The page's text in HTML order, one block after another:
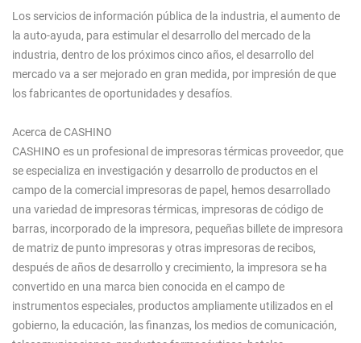
Los servicios de información pública de la industria, el aumento de
la auto-ayuda, para estimular el desarrollo del mercado de la
industria, dentro de los próximos cinco años, el desarrollo del
mercado va a ser mejorado en gran medida, por impresión de que
los fabricantes de oportunidades y desafíos.
Acerca de CASHINO
CASHINO es un profesional de impresoras térmicas proveedor, que
se especializa en investigación y desarrollo de productos en el
campo de la comercial impresoras de papel, hemos desarrollado
una variedad de impresoras térmicas, impresoras de código de
barras, incorporado de la impresora, pequeñas billete de impresora
de matriz de punto impresoras y otras impresoras de recibos,
después de años de desarrollo y crecimiento, la impresora se ha
convertido en una marca bien conocida en el campo de
instrumentos especiales, productos ampliamente utilizados en el
gobierno, la educación, las finanzas, los medios de comunicación,